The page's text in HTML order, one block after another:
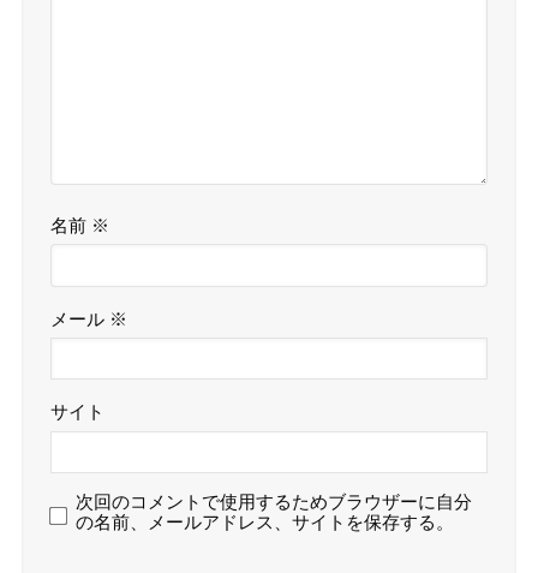
名前 ※
メール ※
サイト
次回のコメントで使用するためブラウザーに自分
の名前、メールアドレス、サイトを保存する。